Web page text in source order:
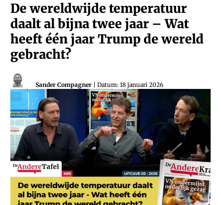
De wereldwijde temperatuur
daalt al bijna twee jaar – Wat
heeft één jaar Trump de wereld
gebracht?
Sander Compagner | Datum: 18 januari 2026